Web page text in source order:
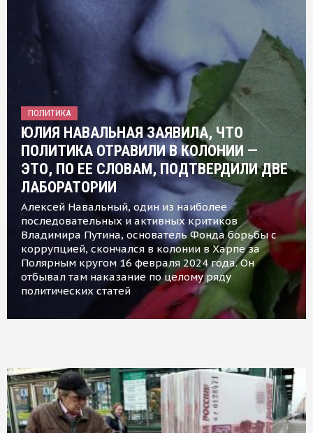
ПОЛИТИКА
ЮЛИЯ НАВАЛЬНАЯ ЗАЯВИЛА, ЧТО
ПОЛИТИКА ОТРАВИЛИ В КОЛОНИИ —
ЭТО, ПО ЕЕ СЛОВАМ, ПОДТВЕРДИЛИ ДВЕ
ЛАБОРАТОРИИ
Алексей Навальный, один из наиболее
последовательных и активных критиков
Владимира Путина, основатель Фонда борьбы с
коррупцией, скончался в колонии в Харпе за
Полярным кругом 16 февраля 2024 года. Он
отбывал там наказание по целому ряду
политических статей